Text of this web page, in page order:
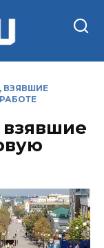
ВЗЯВШИЕ
взявшие